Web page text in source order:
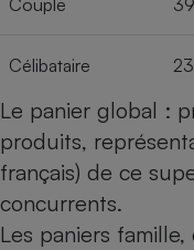
Couple
Célibataire
Le panier global :
produits,
français) de ce
concurrents.
Les paniers